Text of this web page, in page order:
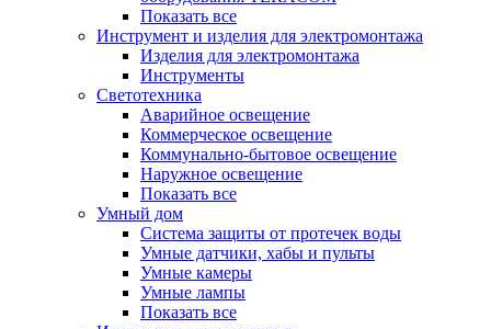
Показать все
Инструмент и изделия для электромонтажа
Изделия для электромонтажа
Инструменты
Светотехника
Аварийное освещение
Коммерческое освещение
Коммунально-бытовое освещение
Наружное освещение
Показать все
Умный дом
Система защиты от протечек воды
Умные датчики, хабы и пульты
Умные камеры
Умные лампы
Показать все